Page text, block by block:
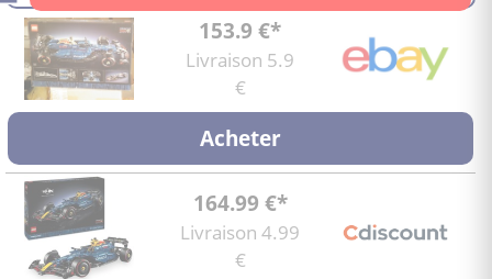
153.9 €*
Livraison 5.9
€
Acheter
164.99 €*
Livraison 4.99
€